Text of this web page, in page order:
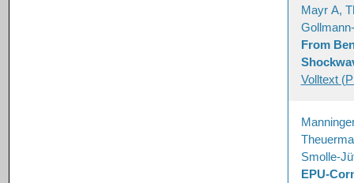
Mayr A,
From
Volltext
Smolle-
EPU-